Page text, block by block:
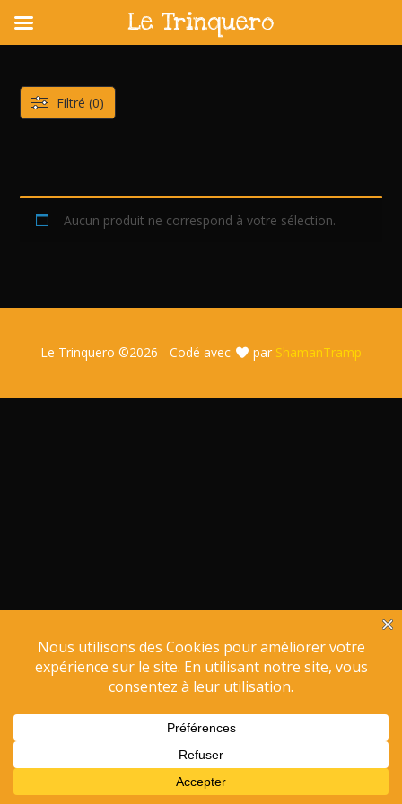
content
Aucun produit ne correspond à votre sélection.
Filtré (0)
Le Trinquero ©2026 - Codé avec par ShamanTramp
Le Trinquero